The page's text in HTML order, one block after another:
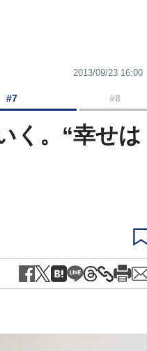
2013/09/23 16:00
#7 #8
く。“幸せは